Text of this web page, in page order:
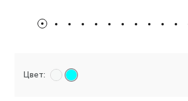
Цвет: